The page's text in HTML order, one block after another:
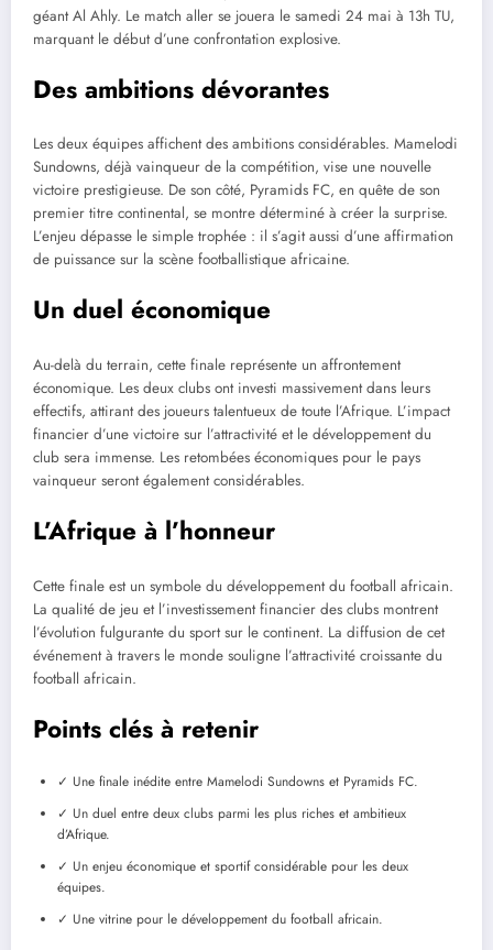
géant Al Ahly. Le match aller se jouera le samedi 24 mai à 13h TU,
marquant le début d’une confrontation explosive.
Des ambitions dévorantes
Les deux équipes affichent des ambitions considérables. Mamelodi
Sundowns, déjà vainqueur de la compétition, vise une nouvelle
victoire prestigieuse. De son côté, Pyramids FC, en quête de son
premier titre continental, se montre déterminé à créer la surprise.
L’enjeu dépasse le simple trophée : il s’agit aussi d’une affirmation
de puissance sur la scène footballistique africaine.
Un duel économique
Au-delà du terrain, cette finale représente un affrontement
économique. Les deux clubs ont investi massivement dans leurs
effectifs, attirant des joueurs talentueux de toute l’Afrique. L’impact
financier d’une victoire sur l’attractivité et le développement du
club sera immense. Les retombées économiques pour le pays
vainqueur seront également considérables.
L’Afrique à l’honneur
Cette finale est un symbole du développement du football africain.
La qualité de jeu et l’investissement financier des clubs montrent
l’évolution fulgurante du sport sur le continent. La diffusion de cet
événement à travers le monde souligne l’attractivité croissante du
football africain.
Points clés à retenir
✓ Une finale inédite entre Mamelodi Sundowns et Pyramids FC.
✓ Un duel entre deux clubs parmi les plus riches et ambitieux
d’Afrique.
✓ Un enjeu économique et sportif considérable pour les deux
équipes.
✓ Une vitrine pour le développement du football africain.